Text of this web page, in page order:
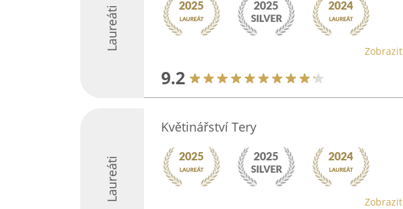
Laureáti
9.2
Laureáti
Květinářství Tery